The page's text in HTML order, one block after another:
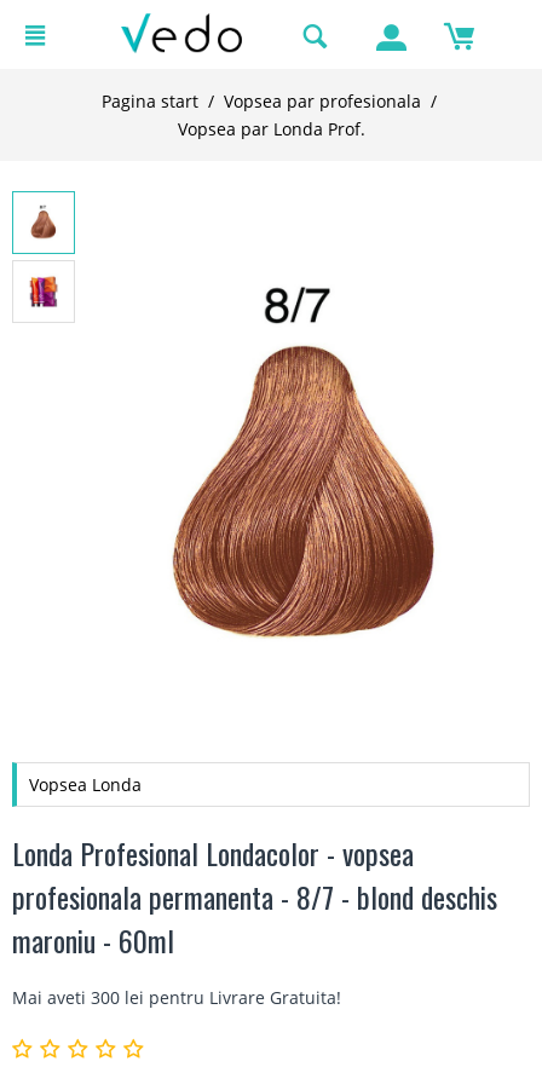
Pagina start / Vopsea par profesionala /
Vopsea par Londa Prof.
Vopsea Londa
Londa Profesional Londacolor - vopsea
profesionala permanenta - 8/7 - blond deschis
maroniu - 60ml
Mai aveti 300 lei pentru Livrare Gratuita!